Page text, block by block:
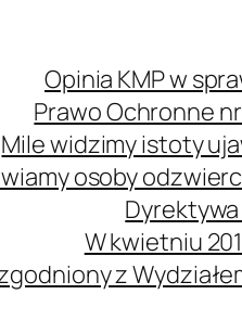
Opinia KMP w
Prawo Ochronne nr
Mile widzimy istoty
osoby
Dyrektywa
W kwietniu
z